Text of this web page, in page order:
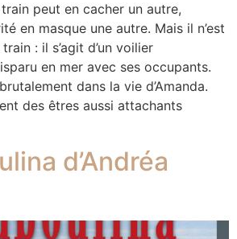
peut en cacher un autre,
en masque une autre. Mais il n’est
: il s’agit d’un voilier
en mer avec ses occupants.
dans la vie d’Amanda.
des êtres aussi attachants
d’Andréa